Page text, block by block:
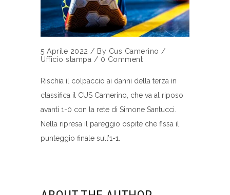
5 Aprile 2022 / By Cus Camerino /
Ufficio stampa / 0 Comment
Rischia il colpaccio ai danni della terza in
classifica il CUS Camerino, che va al riposo
avanti 1-0 con la rete di Simone Santucci.
Nella ripresa il pareggio ospite che fissa il
punteggio finale sull’1-1.